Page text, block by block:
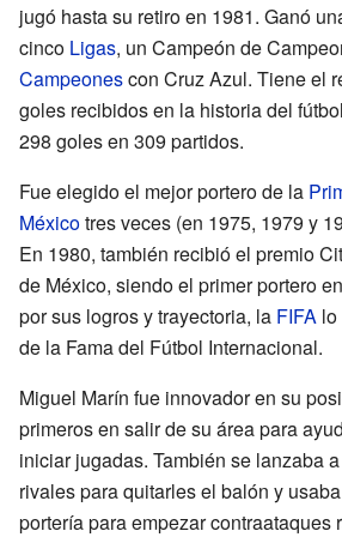
jugó hasta su retiro en 1981. Ganó
cinco Ligas, un Campeón de
Campeonescon Cruz Azul. Tiene el
goles recibidos en la historia del
298 goles en 309 partidos.
Fue elegido el mejor portero de la
Méxicotres veces (en 1975, 1979 y
En 1980, también recibió el premio
de México, siendo el primer portero
por sus logros y trayectoria, la FIFA
de la Fama del Fútbol Internacional.
Miguel Marín fue innovador en su
primeros en salir de su área para
iniciar jugadas. También se lanzaba
rivales para quitarles el balón y
portería para empezar contraataques